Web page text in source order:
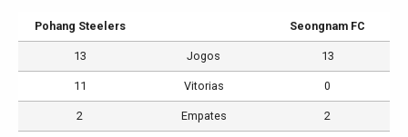
Pohang Steelers Seongnam FC
13 Jogos 13
11 Vitorias 0
2 Empates 2